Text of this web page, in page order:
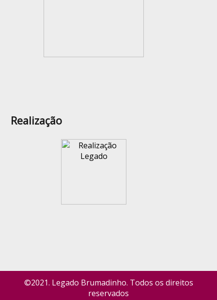
Realização
©2021. Legado Brumadinho. Todos os direitos
reservados